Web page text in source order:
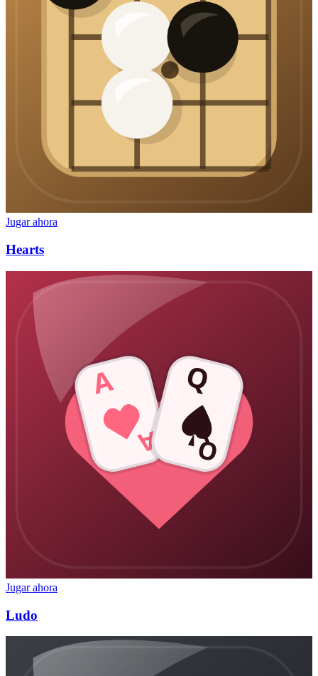
Jugar ahora
Hearts
A
A
Q
Q
Jugar ahora
Ludo